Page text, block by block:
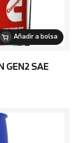
Añadir a bolsa
GEN2 SAE